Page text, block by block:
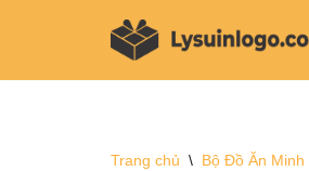
Trang chủ \ Bộ Đồ Ăn Minh